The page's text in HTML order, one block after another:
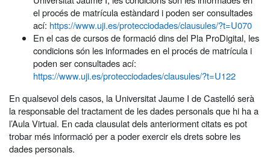
el procés de matrícula estàndard i poden ser consultades
ací: https://www.uji.es/protecciodades/clausules/?t=U070
En el cas de cursos de formació dins del Pla ProDigital, les
condicions són les informades en el procés de matrícula i
poden ser consultades ací:
https://www.uji.es/protecciodades/clausules/?t=U122
En qualsevol dels casos, la Universitat Jaume I de Castelló serà
la responsable del tractament de les dades personals que hi ha a
l’Aula Virtual. En cada clausulat dels anteriorment citats es pot
trobar més informació per a poder exercir els drets sobre les
dades personals.